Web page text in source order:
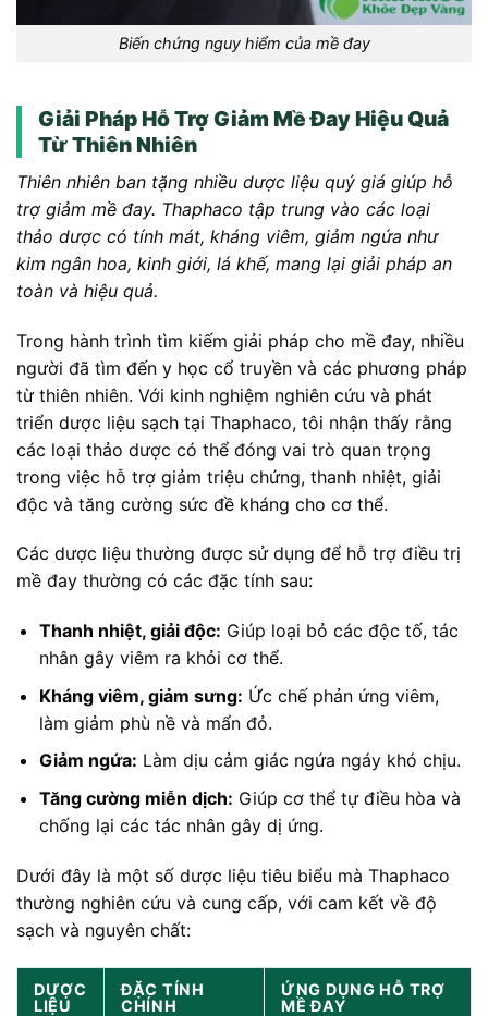
Biến chứng nguy hiểm của mề đay
Giải Pháp Hỗ Trợ Giảm Mề Đay Hiệu Quả
Từ Thiên Nhiên
Thiên nhiên ban tặng nhiều dược liệu quý giá giúp hỗ
trợ giảm mề đay. Thaphaco tập trung vào các loại
thảo dược có tính mát, kháng viêm, giảm ngứa như
kim ngân hoa, kinh giới, lá khế, mang lại giải pháp an
toàn và hiệu quả.
Trong hành trình tìm kiếm giải pháp cho mề đay, nhiều
người đã tìm đến y học cổ truyền và các phương pháp
từ thiên nhiên. Với kinh nghiệm nghiên cứu và phát
triển dược liệu sạch tại Thaphaco, tôi nhận thấy rằng
các loại thảo dược có thể đóng vai trò quan trọng
trong việc hỗ trợ giảm triệu chứng, thanh nhiệt, giải
độc và tăng cường sức đề kháng cho cơ thể.
Các dược liệu thường được sử dụng để hỗ trợ điều trị
mề đay thường có các đặc tính sau:
Thanh nhiệt, giải độc: Giúp loại bỏ các độc tố, tác
nhân gây viêm ra khỏi cơ thể.
Kháng viêm, giảm sưng: Ức chế phản ứng viêm,
làm giảm phù nề và mẩn đỏ.
Giảm ngứa: Làm dịu cảm giác ngứa ngáy khó chịu.
Tăng cường miễn dịch: Giúp cơ thể tự điều hòa và
chống lại các tác nhân gây dị ứng.
Dưới đây là một số dược liệu tiêu biểu mà Thaphaco
thường nghiên cứu và cung cấp, với cam kết về độ
sạch và nguyên chất:
DƯỢC
LIỆU
ĐẶC TÍNH
CHÍNH
ỨNG DỤNG HỖ TRỢ
MỀ ĐAY